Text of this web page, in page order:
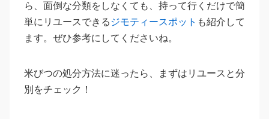
ら、面倒な分類をしなくても、持って行くだけで簡
単にリユースできる ジモティースポット も紹介して
ます。ぜひ参考にしてくださいね。
米びつの処分方法に迷ったら、まずはリユースと分
別をチェック！